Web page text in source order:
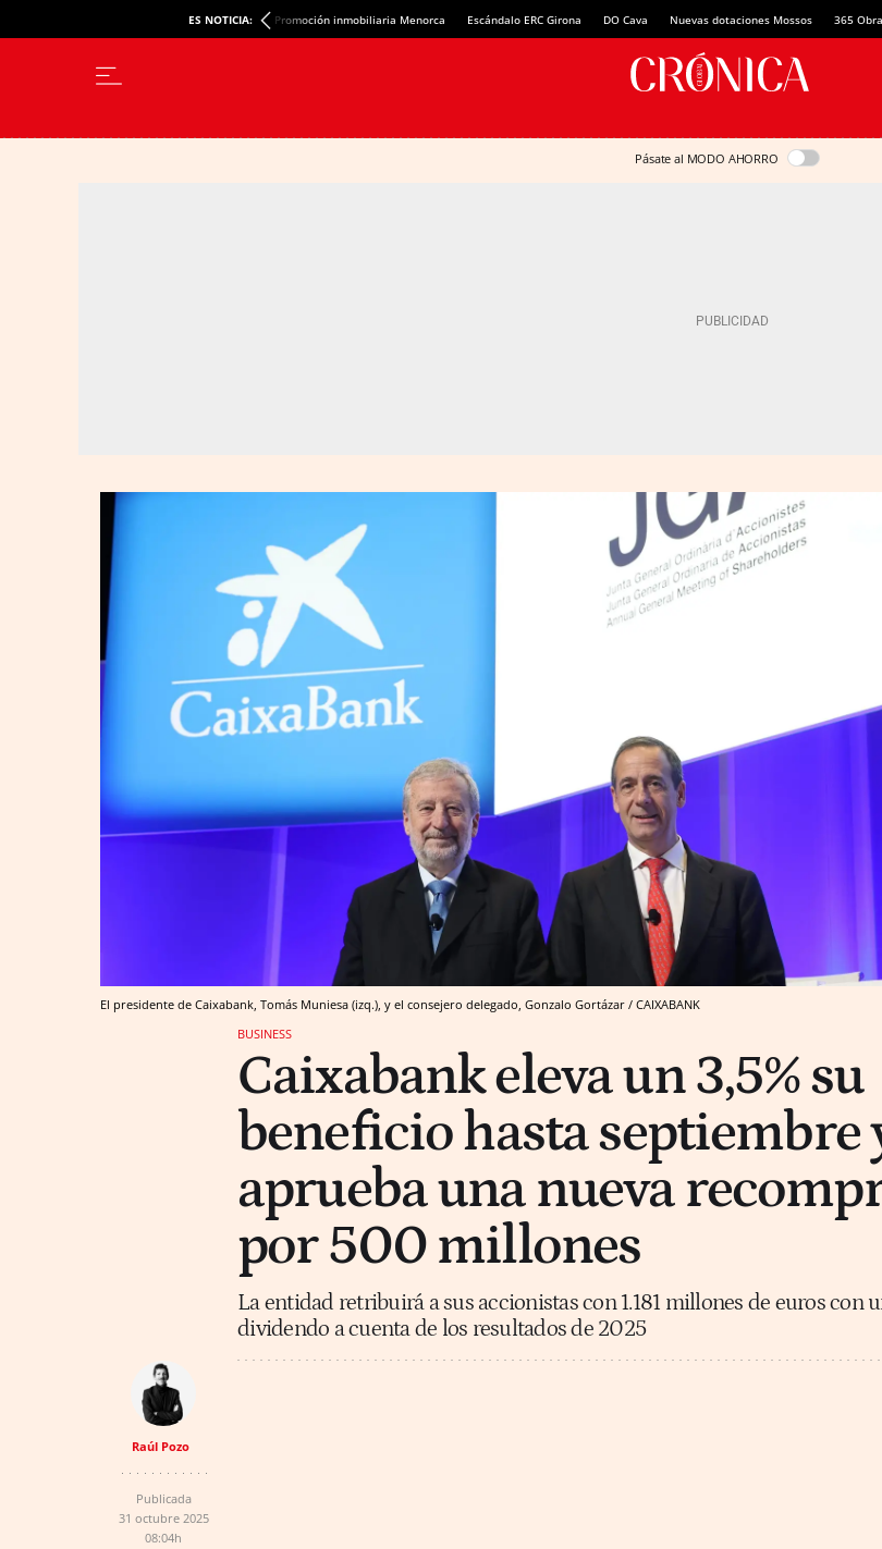
ES NOTICIA: Promoción inmobiliaria Menorca Escándalo ERC Girona DO Cava Nuevas dotaciones Mossos 365
Pásate al MODO AHORRO
El presidente de Caixabank, Tomás Muniesa (izq.), y el consejero delegado, Gonzalo Gortázar / CAIXABANK
BUSINESS
Caixabank eleva un 3,5% su
beneficio hasta septiembre
aprueba una nueva
por 500 millones
La entidad retribuirá a sus accionistas con 1.181 millones de euros con
dividendo a cuenta de los resultados de 2025
Raúl Pozo
Publicada
31 octubre 2025
08:04h